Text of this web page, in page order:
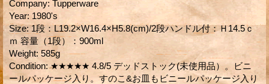
Company: Tupperware
Year: 1980's
Size: 1段：L19.2×W16.4×H5.8(cm)/2段ハンドル付：Ｈ14.5ｃ
ｍ 容量（1段）：900ml
Weight: 585g
Condition: ★★★★★ 4.8/5 デッドストック(未使用品）。ビニ
ールパッケージ入り。すのこ&お皿もビニールパッケージ入り